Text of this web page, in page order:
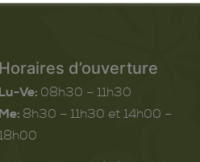
Horaires d’ouverture
Lu-Ve: 08h30 – 11h30
Me: 8h30 – 11h30 et 14h00 –
18h00